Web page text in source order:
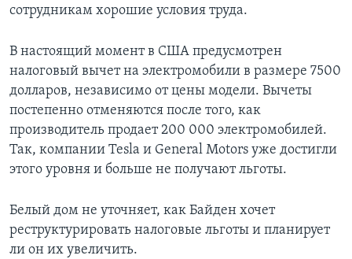
сотрудникам хорошие условия труда.
В настоящий момент в США предусмотрен
налоговый вычет на электромобили в размере 7500
долларов, независимо от цены модели. Вычеты
постепенно отменяются после того, как
производитель продает 200 000 электромобилей.
Так, компании Tesla и General Motors уже достигли
этого уровня и больше не получают льготы.
Белый дом не уточняет, как Байден хочет
реструктурировать налоговые льготы и планирует
ли он их увеличить.